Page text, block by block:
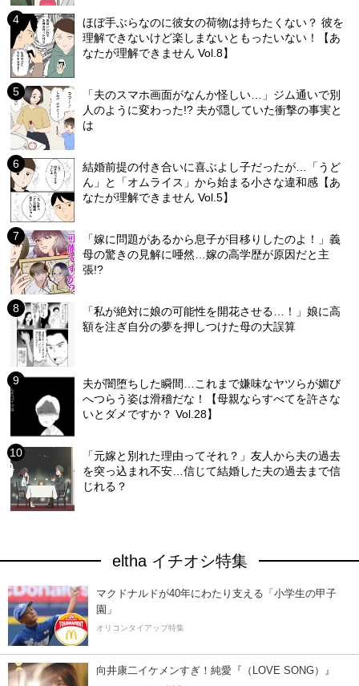
ほぼ手ぶらなのに彼女の荷物は持ちたくない？ 彼を
理解できないけど楽しまないともったいない！【あ
なたが理解できません Vol.8】
「夫のスマホ画面がなんか怪しい…」ジム通いで別
人のように変わった!? 夫が隠していた衝撃の事実と
は
結婚前提の付き合いに喜ぶよし子だったが…「うど
ん」と「オムライス」から始まる小さな違和感【あ
なたが理解できません Vol.5】
「嫁に問題があるから息子が目移りしたのよ！」義
母の驚きの見解に唖然…嫁の高学歴が原因だと主
張!?
「私が絶対に娘の可能性を開花させる…！」娘に高
額を注ぎ自分の夢を押しつけた母の大誤算
夫が闇堕ちした瞬間…これまで嫌味なヤツらが媚び
へつらう姿は滑稽だな！【母親ならすべてを許さな
いとダメですか？ Vol.28】
「元嫁と別れた理由ってそれ？」友人から夫の過去
を突っ込まれ不安…信じて結婚した夫の過去まで信
じれる？
eltha イチオシ特集
マクドナルドが40年にわたり支える「小学生の甲子
園」
オリコンタイアップ特集
向井康二イケメンすぎ！純愛『（LOVE SONG）』